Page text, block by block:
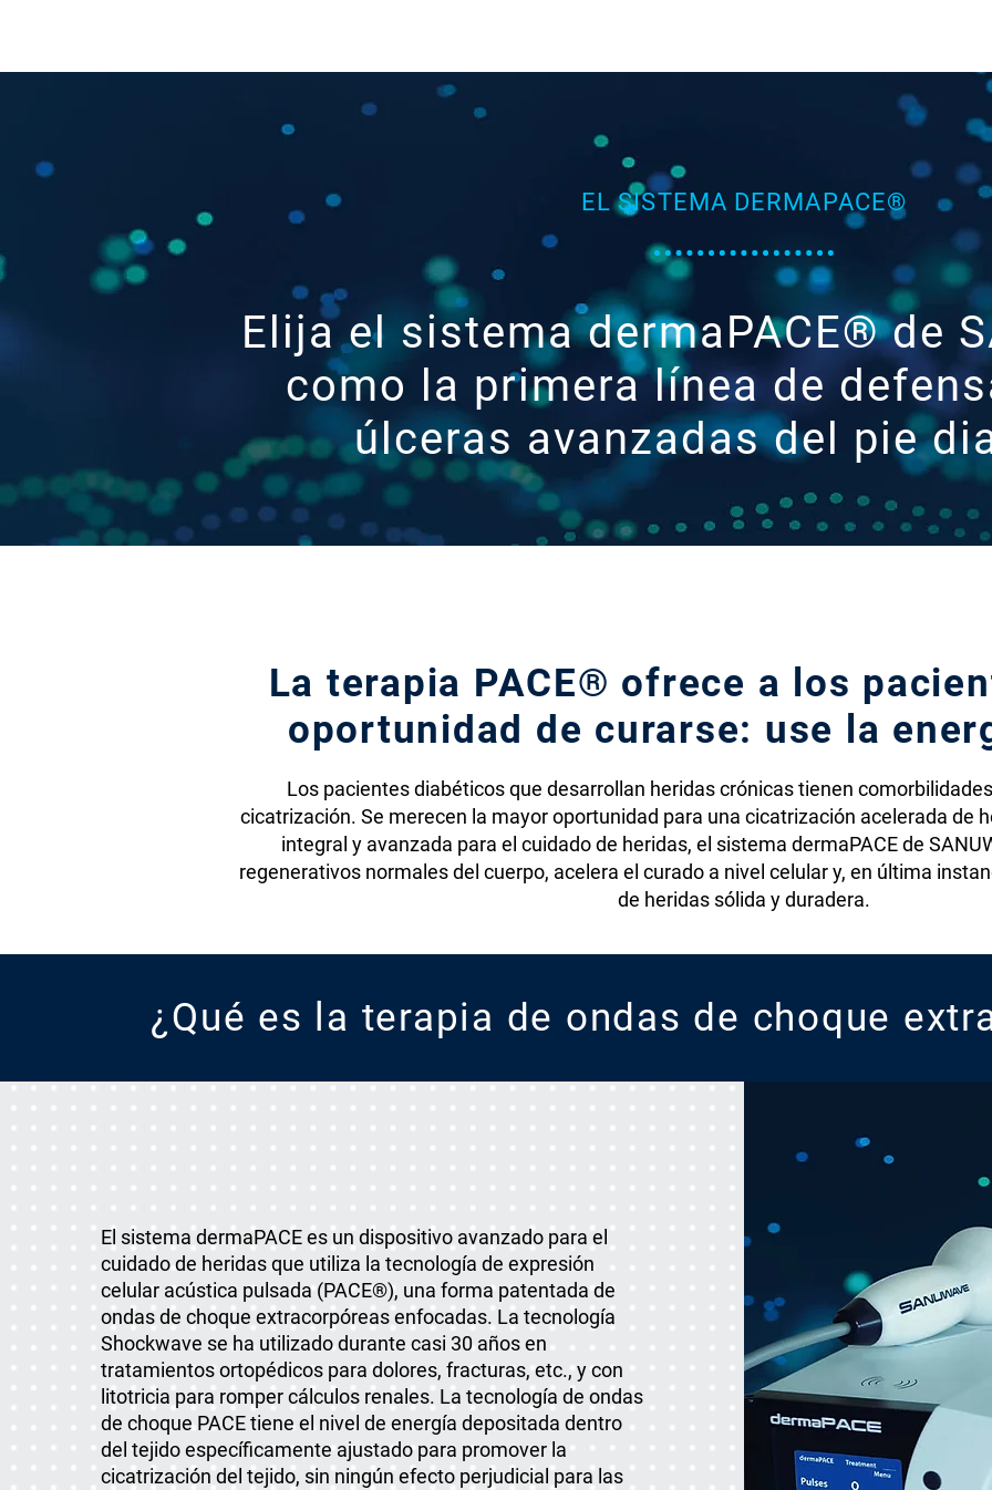
EL SISTEMA DERMAPACE®
Elija el sistema dermaPACE® de
como la primera línea de
úlceras avanzadas del pie
La terapia PACE® ofrece a los
oportunidad de curarse: use la
Los pacientes diabéticos que desarrollan heridas crónicas tienen
cicatrización. Se merecen la mayor oportunidad para una cicatrización acelerada de
integral y avanzada para el cuidado de heridas, el sistema dermaPACE de
regenerativos normales del cuerpo, acelera el curado a nivel celular y, en última
de heridas sólida y duradera.
¿Qué es la terapia de ondas de choque
El sistema dermaPACE es un dispositivo avanzado para el
cuidado de heridas que utiliza la tecnología de expresión
celular acústica pulsada (PACE®), una forma patentada de
ondas de choque extracorpóreas enfocadas. La tecnología
Shockwave se ha utilizado durante casi 30 años en
tratamientos ortopédicos para dolores, fracturas, etc., y con
litotricia para romper cálculos renales. La tecnología de ondas
de choque PACE tiene el nivel de energía depositada dentro
del tejido específicamente ajustado para promover la
cicatrización del tejido, sin ningún efecto perjudicial para las